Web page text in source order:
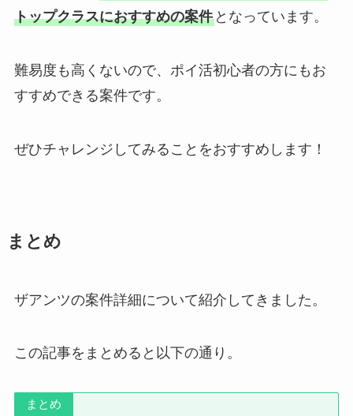
トップクラスにおすすめの案件となっています。
難易度も高くないので、ポイ活初心者の方にもお
すすめできる案件です。
ぜひチャレンジしてみることをおすすめします！
まとめ
ザアンツの案件詳細について紹介してきました。
この記事をまとめると以下の通り。
まとめ